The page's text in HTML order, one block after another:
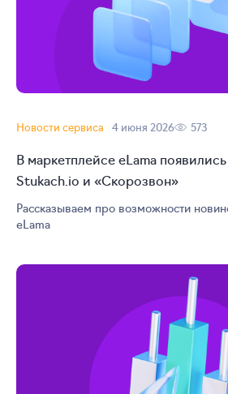
Новости сервиса 4 июня 2026 573
В маркетплейсе eLama
Stukach.io и «Скорозвон»
Рассказываем про возможности
eLama